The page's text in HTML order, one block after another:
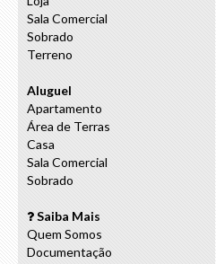
Sala Comercial
Sobrado
Terreno
Aluguel
Apartamento
Área de Terras
Casa
Sala Comercial
Sobrado
Saiba Mais
Quem Somos
Documentação